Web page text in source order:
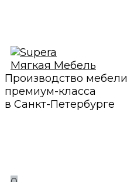
Производство мебели
премиум-класса
в Санкт-Петербурге